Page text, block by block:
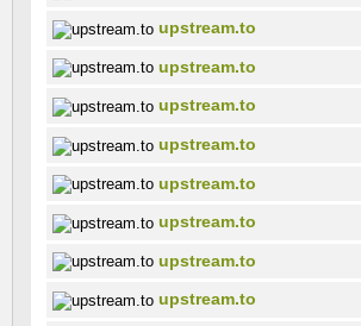
upstream.to
upstream.to
upstream.to
upstream.to
upstream.to
upstream.to
upstream.to
upstream.to